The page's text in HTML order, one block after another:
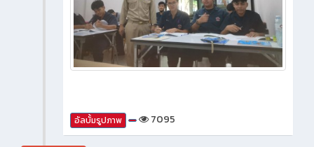
อัลบั้มรูปภาพ 7095